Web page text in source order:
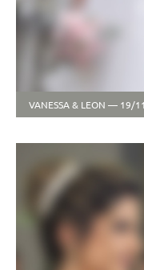
VANESSA & LEON — 19/